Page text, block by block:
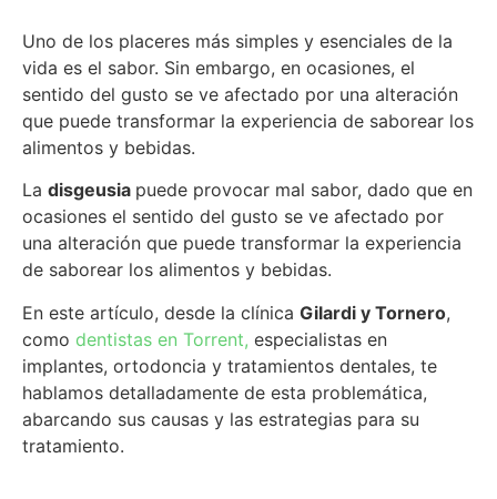
Uno de los placeres más simples y esenciales de la
vida es el sabor. Sin embargo, en ocasiones, el
sentido del gusto se ve afectado por una alteración
que puede transformar la experiencia de saborear los
alimentos y bebidas.
La disgeusia puede provocar mal sabor, dado que en
ocasiones el sentido del gusto se ve afectado por
una alteración que puede transformar la experiencia
de saborear los alimentos y bebidas.
En este artículo, desde la clínica Gilardi y Tornero,
como dentistas en Torrent, especialistas en
implantes, ortodoncia y tratamientos dentales, te
hablamos detalladamente de esta problemática,
abarcando sus causas y las estrategias para su
tratamiento.